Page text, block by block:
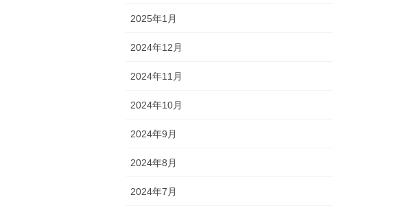
2025年1月
2024年12月
2024年11月
2024年10月
2024年9月
2024年8月
2024年7月